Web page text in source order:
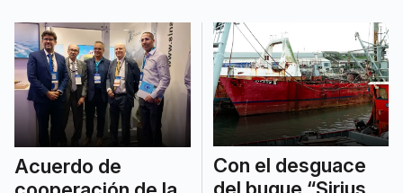
Acuerdo de
Con el desguace